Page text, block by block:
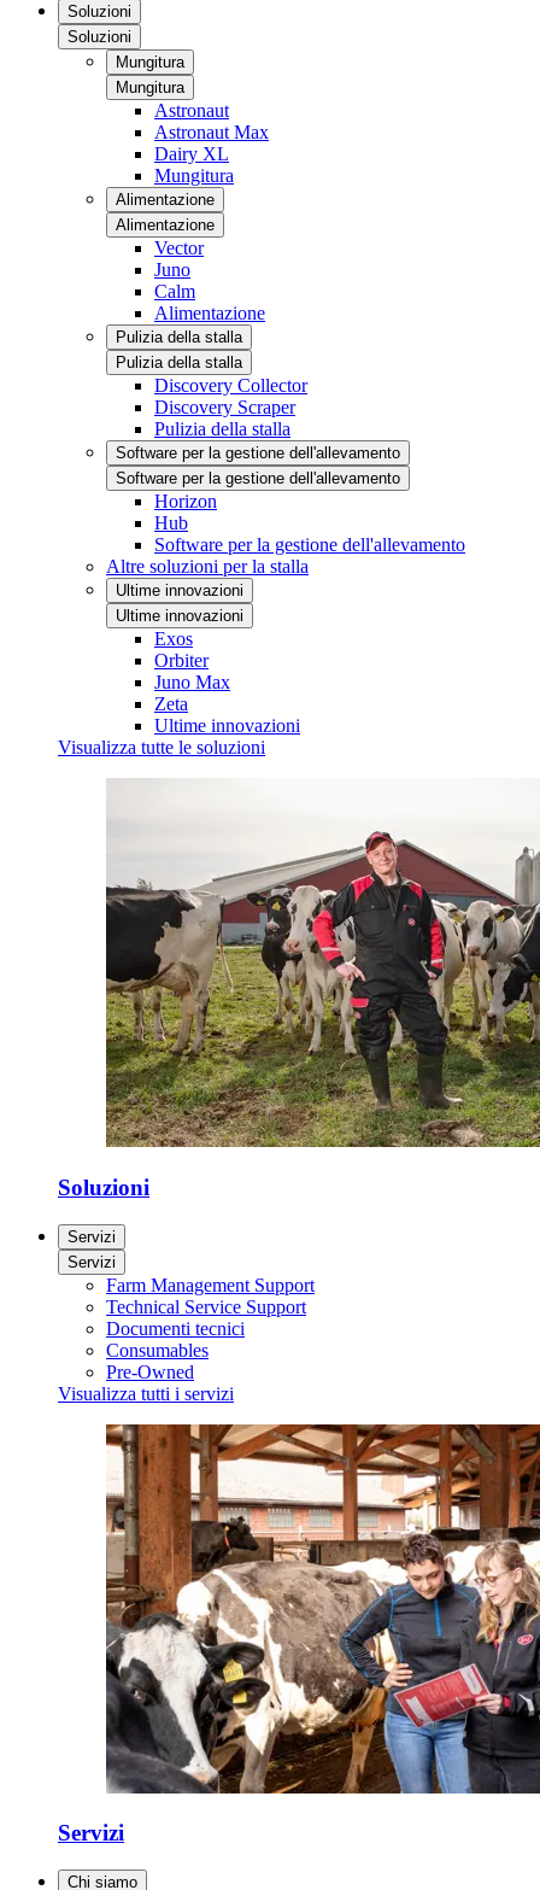
Soluzioni
Soluzioni
Mungitura
Mungitura
Astronaut
Astronaut Max
Dairy XL
Mungitura
Alimentazione
Alimentazione
Vector
Juno
Calm
Alimentazione
Pulizia della stalla
Pulizia della stalla
Discovery Collector
Discovery Scraper
Pulizia della stalla
Software per la gestione dell'allevamento
Software per la gestione dell'allevamento
Horizon
Hub
Software per la gestione dell'allevamento
Altre soluzioni per la stalla
Ultime innovazioni
Ultime innovazioni
Exos
Orbiter
Juno Max
Zeta
Ultime innovazioni
Visualizza tutte le soluzioni
Soluzioni
Servizi
Servizi
Farm Management Support
Technical Service Support
Documenti tecnici
Consumables
Pre-Owned
Visualizza tutti i servizi
Servizi
Chi siamo